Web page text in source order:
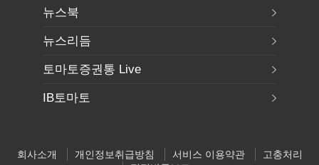
뉴스북
뉴스리듬
토마토증권통 Live
IB토마토
회사소개 개인정보취급방침 서비스 이용약관
고충처리